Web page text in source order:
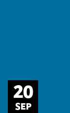
20
SEP